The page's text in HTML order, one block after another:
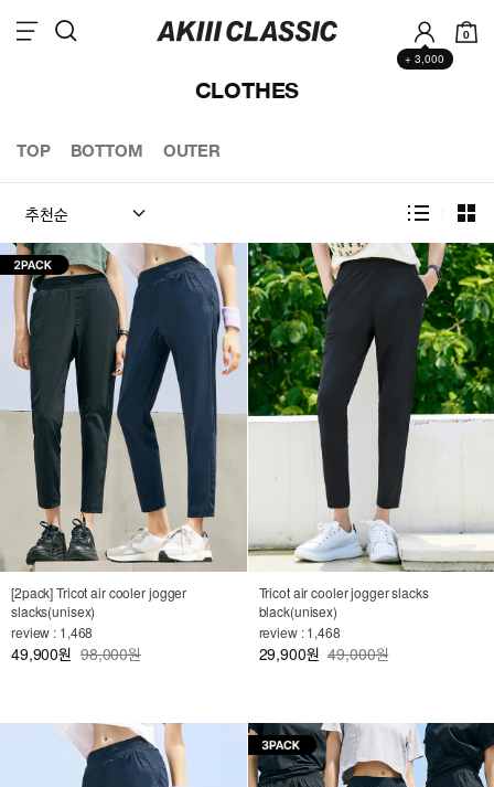
+ 3,000
0
CLOTHES
TOP BOTTOM OUTER
[2pack] Tricot air cooler jogger
slacks(unisex)
review : 1,468
49,900원 98,000원
Tricot air cooler jogger slacks
black(unisex)
review : 1,468
29,900원 49,000원